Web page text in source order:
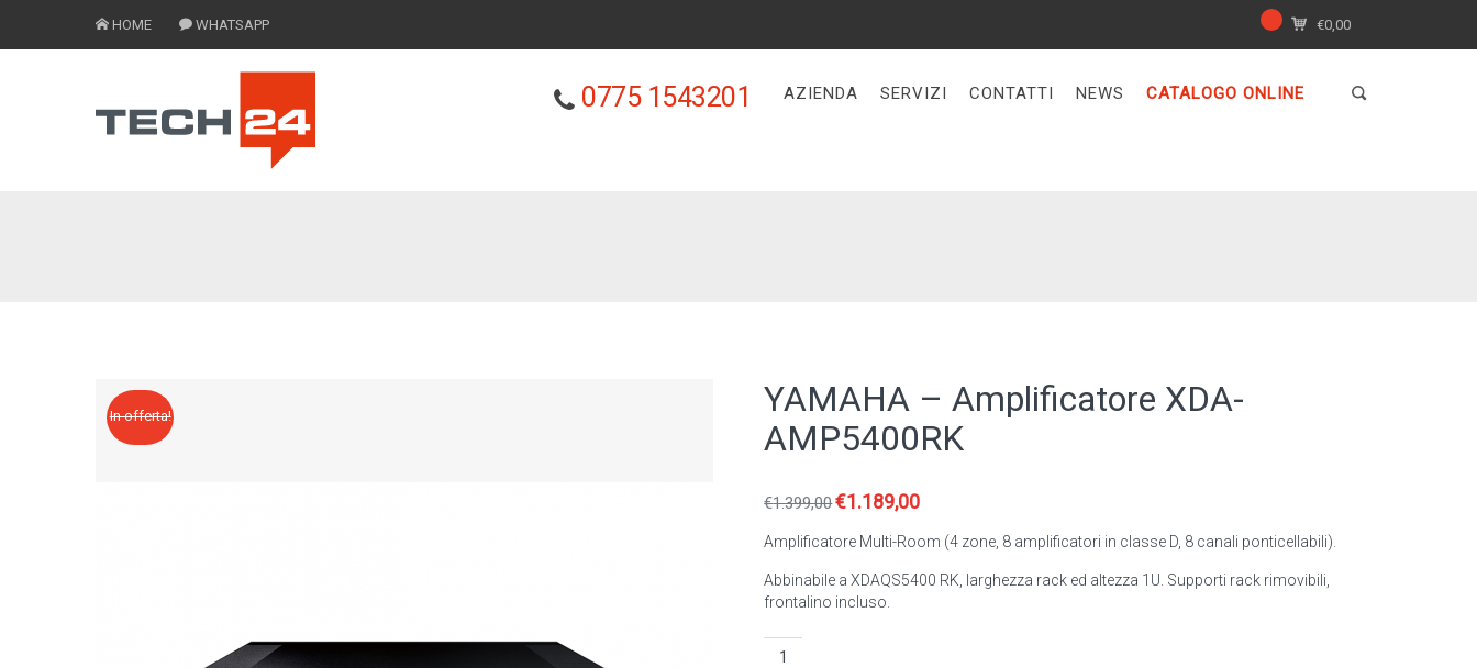
HOME WHATSAPP €0,00
0775 1543201 AZIENDA SERVIZI CONTATTI NEWS CATALOGO ONLINE
In offerta!
YAMAHA – Amplificatore XDA-
AMP5400RK
€1.399,00Il
originale
€1.399,00.
€1.189,00Il
attuale
€1.189,00.
Amplificatore Multi-Room (4 zone, 8 amplificatori in classe D, 8 canali ponticellabili).
Abbinabile a XDAQS5400 RK, larghezza rack ed altezza 1U. Supporti rack rimovibili,
frontalino incluso.
YAMAHA